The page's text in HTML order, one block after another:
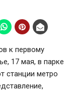
к первому
17 мая, в парке
станции метро